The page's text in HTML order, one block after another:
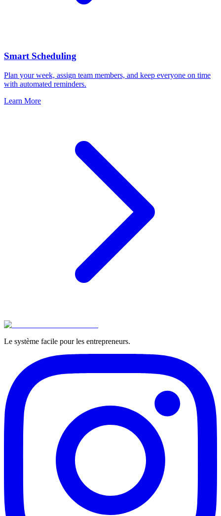
Smart Scheduling
Plan your week, assign team members, and keep everyone on time
with automated reminders.
Learn More
Le système facile pour les entrepreneurs.